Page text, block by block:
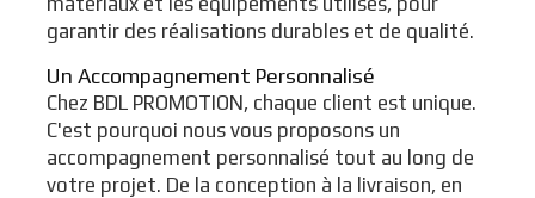
garantir des réalisations durables et de qualité.
Un Accompagnement Personnalisé
Chez BDL PROMOTION, chaque client est unique.
C'est pourquoi nous vous proposons un
accompagnement personnalisé tout au long de
votre projet. De la conception à la livraison, en